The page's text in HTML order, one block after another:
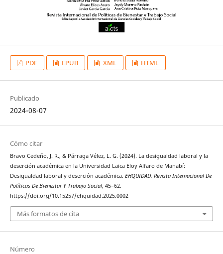
PDF EPUB XML HTML
Publicado
2024-08-07
Cómo citar
Bravo Cedeño, J. R., & Párraga Vélez, L. G. (2024). La desigualdad laboral y la
deserción académica en la Universidad Laica Eloy Alfaro de Manabí:
Desigualdad laboral y deserción académica. EHQUIDAD. Revista Internacional De
Políticas De Bienestar Y Trabajo Social, 45–62.
https://doi.org/10.15257/ehquidad.2025.0002
Más formatos de cita
Número